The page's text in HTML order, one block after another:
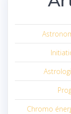
Chromo